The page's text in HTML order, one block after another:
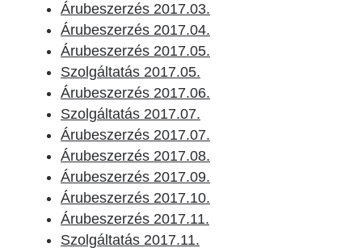
Árubeszerzés 2017.03.
Árubeszerzés 2017.04.
Árubeszerzés 2017.05.
Szolgáltatás 2017.05.
Árubeszerzés 2017.06.
Szolgáltatás 2017.07.
Árubeszerzés 2017.07.
Árubeszerzés 2017.08.
Árubeszerzés 2017.09.
Árubeszerzés 2017.10.
Árubeszerzés 2017.11.
Szolgáltatás 2017.11.